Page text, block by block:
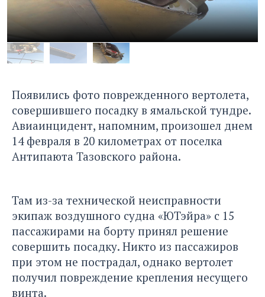
Появились фото поврежденного вертолета,
совершившего посадку в ямальской тундре.
Авиаинцидент, напомним, произошел днем
14 февраля в 20 километрах от поселка
Антипаюта Тазовского района.
Там из-за технической неисправности
экипаж воздушного судна «ЮТэйра» с 15
пассажирами на борту принял решение
совершить посадку. Никто из пассажиров
при этом не пострадал, однако вертолет
получил повреждение крепления несущего
винта.